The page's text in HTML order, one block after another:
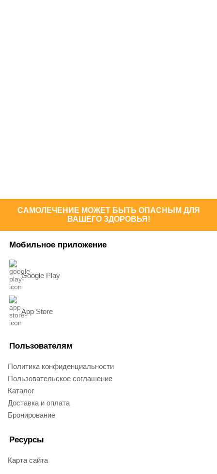
САМОЛЕЧЕНИЕ МОЖЕТ БЫТЬ ОПАСНЫМ ДЛЯ
ВАШЕГО ЗДОРОВЬЯ!
Мобильное приложение
Google Play
App Store
Пользователям
Политика конфиденциальности
Пользовательское соглашение
Каталог
Доставка и оплата
Бронирование
Ресурсы
Карта сайта